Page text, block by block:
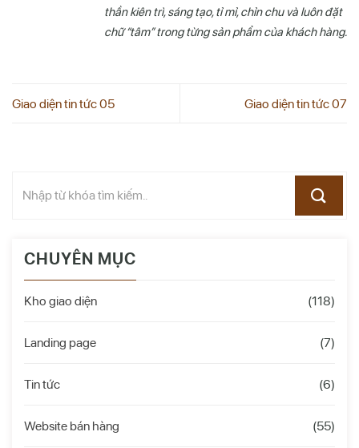
thần kiên trì, sáng tạo, tỉ mỉ, chỉn chu và luôn đặt
chữ “tâm” trong từng sản phẩm của khách hàng.
Giao diện tin tức 05 Giao diện tin tức 07
CHUYÊN MỤC
Kho giao diện (118)
Landing page (7)
Tin tức (6)
Website bán hàng (55)